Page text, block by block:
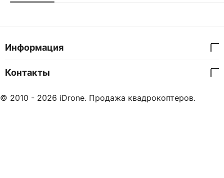
Информация
Контакты
© 2010 - 2026 iDrone. Продажа квадрокоптеров.